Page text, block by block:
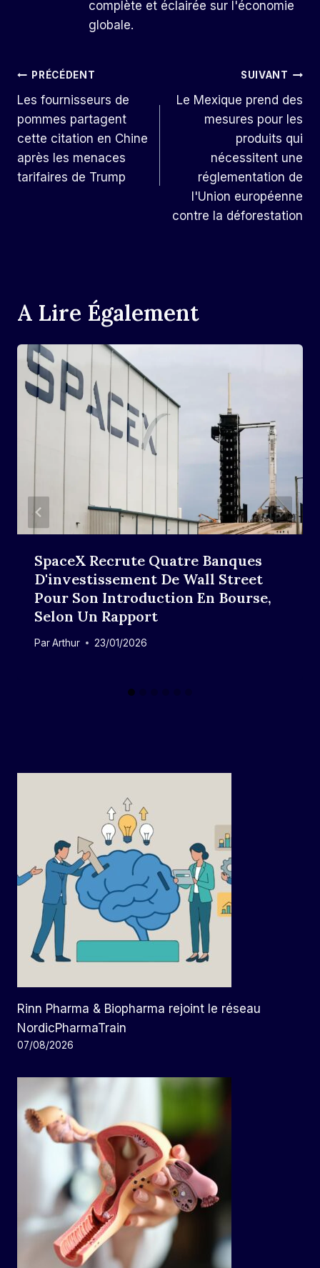
complète et éclairée sur l'économie
globale.
Navigation
De
L’article
PRÉCÉDENT
Les fournisseurs de
pommes partagent
cette citation en Chine
après les menaces
tarifaires de Trump
SUIVANT
Le Mexique prend des
mesures pour les
produits qui
nécessitent une
réglementation de
l'Union européenne
contre la déforestation
A Lire Également
SpaceX Recrute Quatre Banques
D'investissement De Wall Street
Pour Son Introduction En Bourse,
Selon Un Rapport
ParArthur 23/01/2026
Rinn Pharma & Biopharma rejoint le réseau
NordicPharmaTrain
07/08/2026